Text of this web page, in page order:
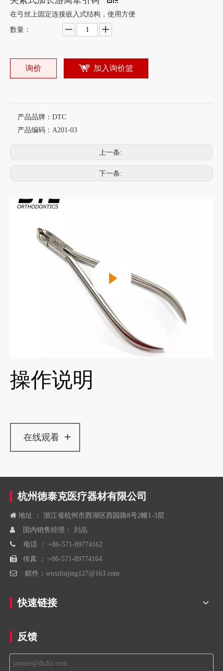
在弓丝上固定连接嵌入式结构，使用方便
数量：
询价 加入询价篮
产品品牌： DTC
产品编码： A201-03
上一条:
下一条:
操作说明
在线观看
杭州徳泰克医疗器材有限公司
 地址 ： 浙江省杭州市西湖区西园路8号2幢1-3层
 国内销售经理： 刘晶
 电话 ： +86-571-89774162
 传真 ： +86-571-89774164
 邮件： wuxiliujing127@163.com
快速链接
反馈